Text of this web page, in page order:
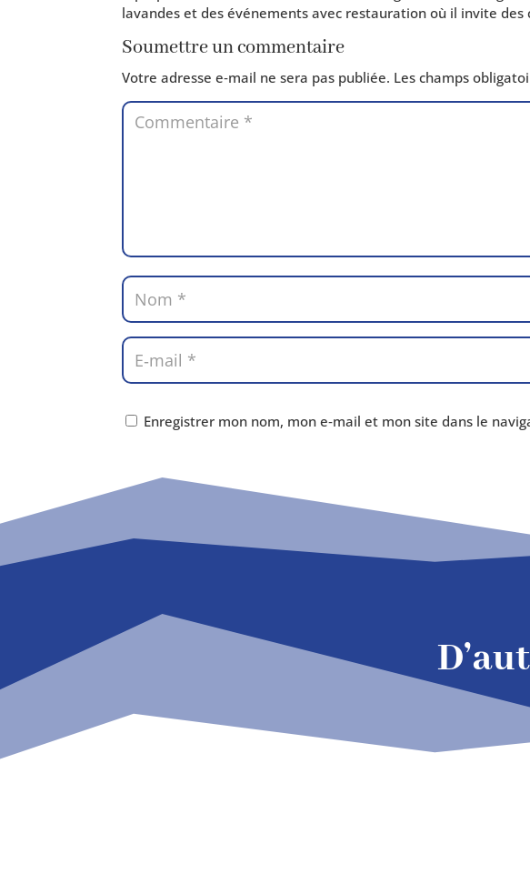
lavandes et des évé­ne­ments avec res­tau­ra­tion où il invite
Soumettre un commentaire
Votre adresse e‑mail ne sera pas publiée. Les champs
Enregistrer mon nom, mon e‑mail et mon site dans le